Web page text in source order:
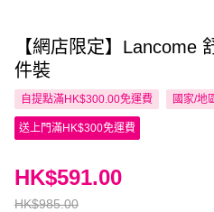
【網店限定】Lancome
件裝
自提點滿HK$300.00免運費 國家/地
送上門滿HK$300免運費
HK$985.00
HK$591.00